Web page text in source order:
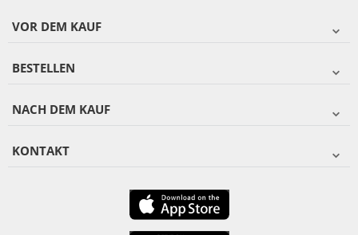
VOR DEM KAUF
BESTELLEN
NACH DEM KAUF
KONTAKT